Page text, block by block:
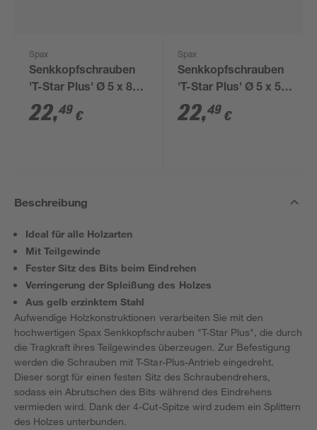
Spax
Senkkopfschrauben
'T-Star Plus' Ø 5 x 80
mm 150 Stück
22,49 €
Spax
Senkkopfschrauben
'T-Star Plus' Ø 5 x 50
mm 300 Stück
22,49 €
Beschreibung
Ideal für alle Holzarten
Mit Teilgewinde
Fester Sitz des Bits beim Eindrehen
Verringerung der Spleißung des Holzes
Aus gelb erzinktem Stahl
Aufwendige Holzkonstruktionen verarbeiten Sie mit den
hochwertigen Spax Senkkopfschrauben "T-Star Plus", die durch
die Tragkraft ihres Teilgewindes überzeugen. Zur Befestigung
werden die Schrauben mit T-Star-Plus-Antrieb eingedreht.
Dieser sorgt für einen festen Sitz des Schraubendrehers,
sodass ein Abrutschen des Bits während des Eindrehens
vermieden wird. Dank der 4-Cut-Spitze wird zudem ein Splittern
des Holzes unterbunden.